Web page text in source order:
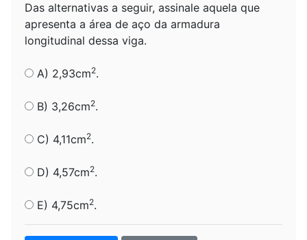
Das alternativas a seguir, assinale aquela que
apresenta a área de aço da armadura
longitudinal dessa viga.
A) 2,93cm2.
B) 3,26cm2.
C) 4,11cm2.
D) 4,57cm2.
E) 4,75cm2.